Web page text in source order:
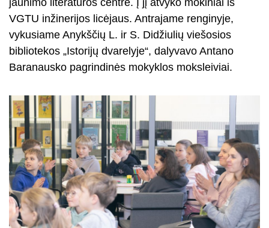
VGTU inžinerijos licėjaus. Antrajame renginyje,
vykusiame Anykščių L. ir S. Didžiulių viešosios
bibliotekos „Istorijų dvarelyje“, dalyvavo Antano
Baranausko pagrindinės mokyklos moksleiviai.